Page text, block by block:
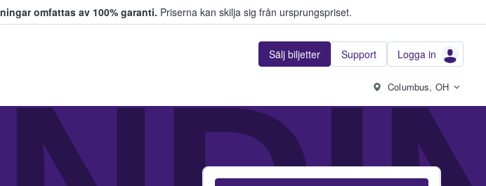
omfattas av 100% garanti. Priserna kan skilja sig från ursprungspriset.
Sälj biljetter Support Logga in
Columbus, OH